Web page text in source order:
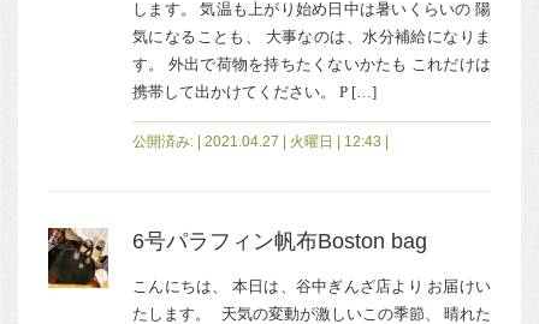
します。 気温も上がり始め日中は暑いくらいの 陽
気になることも、 大事なのは、水分補給になりま
す。 外出で荷物を持ちたくないかたも これだけは
携帯して出かけてください。 P […]
公開済み: | 2021.04.27 | 火曜日 | 12:43 |
6号パラフィン帆布Boston bag
こんにちは、 本日は、谷中ぎんざ店より お届けい
たします。 天気の変動が激しいこの季節、 晴れた